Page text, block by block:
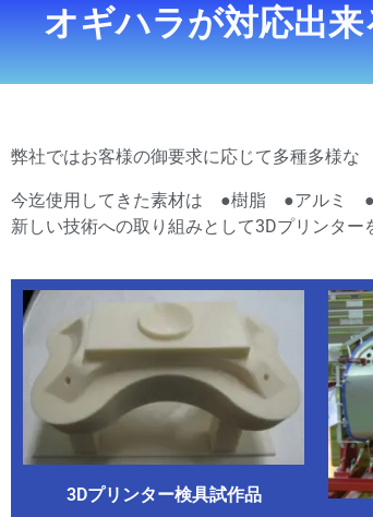
オギハラが対応出
弊社ではお客様の御要求に応じて多種多様な
今迄使用してきた素材は ●樹脂 ●アルミ
新しい技術への取り組みとして3Dプリン
3Dプリンター検具試作品